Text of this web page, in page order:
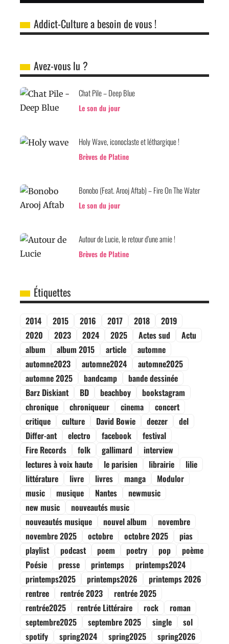
Addict-Culture a besoin de vous !
Avez-vous lu ?
Chat Pile – Deep Blue
Le son du jour
Holy Wave, iconoclaste et léthargique !
Brèves de Platine
Bonobo (Feat. Arooj Aftab) – Fire On The Water
Le son du jour
Autour de Lucie, le retour d’une amie !
Brèves de Platine
Étiquettes
2014 2015 2016 2017 2018
2019
2020
2023 2024 2025 Actes sud
Actu
album
album 2015 article
automne
automne2023
automne2024
automne2025
automne 2025
bandcamp
bande dessinée
Barz Diskiant
BD beachboy
bookstagram
chronique
chroniqueur cinema
concert
critique
culture David Bowie deezer
del
Differ-ant
electro facebook
festival
Fire Records
folk gallimard
interview
lectures à voix haute
le parisien librairie
lilie
littérature
livre livres manga
Modulor
music
musique Nantes
newmusic
new music
nouveautés music
nouveautés musique
nouvel album
novembre
novembre 2025
octobre octobre 2025
pias
playlist
podcast poem poetry pop
poème
Poésie
presse printemps
printemps2024
printemps2025
printemps2026
printemps 2026
rentree
rentrée 2023
rentrée 2025
rentrée2025
rentrée Littéraire rock
roman
septembre2025
septembre 2025 single
sol
spotify
spring2024 spring2025
spring2026